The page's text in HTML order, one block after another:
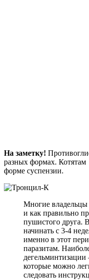
На заметку!
разных формах. Котятам
форме суспензии.
Многие владельцы
и как правильно
пушистого друга.
начинать с 3-4
именно в этот
паразитам.
дегельминтизации
которые можно
следовать